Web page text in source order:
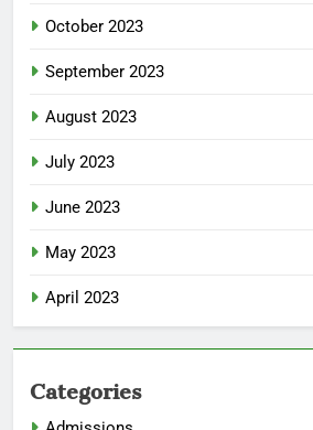
October 2023
September 2023
August 2023
July 2023
June 2023
May 2023
April 2023
Categories